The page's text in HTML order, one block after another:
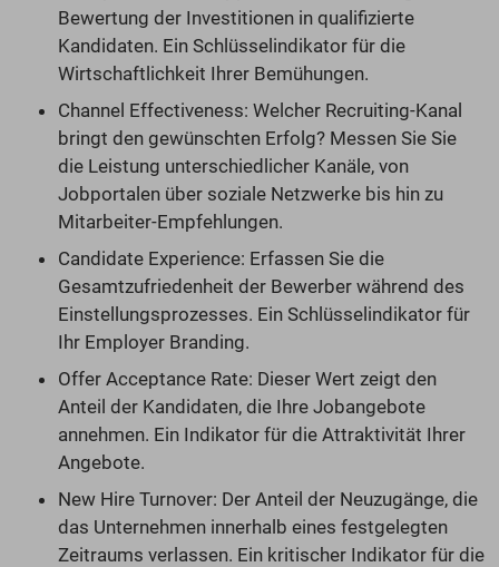
Bewertung der Investitionen in qualifizierte
Kandidaten. Ein Schlüsselindikator für die
Wirtschaftlichkeit Ihrer Bemühungen.
Channel Effectiveness: Welcher Recruiting-Kanal
bringt den gewünschten Erfolg? Messen Sie Sie
die Leistung unterschiedlicher Kanäle, von
Jobportalen über soziale Netzwerke bis hin zu
Mitarbeiter-Empfehlungen.
Candidate Experience: Erfassen Sie die
Gesamtzufriedenheit der Bewerber während des
Einstellungsprozesses. Ein Schlüsselindikator für
Ihr Employer Branding.
Offer Acceptance Rate: Dieser Wert zeigt den
Anteil der Kandidaten, die Ihre Jobangebote
annehmen. Ein Indikator für die Attraktivität Ihrer
Angebote.
New Hire Turnover: Der Anteil der Neuzugänge, die
das Unternehmen innerhalb eines festgelegten
Zeitraums verlassen. Ein kritischer Indikator für die